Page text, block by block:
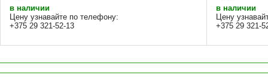
в наличии
Цену узнавайте по телефону:
+375 29 321-52-13
в наличии
Цену
+375 29 321-